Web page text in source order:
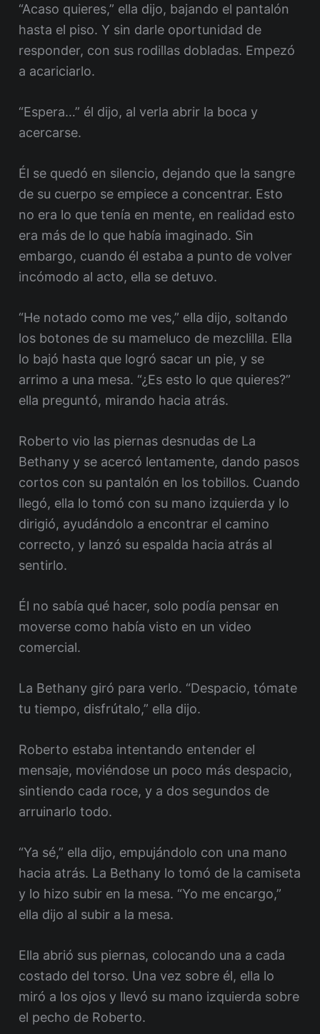
“Acaso quieres,” ella dijo, bajando el pantalón
hasta el piso. Y sin darle oportunidad de
responder, con sus rodillas dobladas. Empezó
a acariciarlo.
“Espera…” él dijo, al verla abrir la boca y
acercarse.
Él se quedó en silencio, dejando que la sangre
de su cuerpo se empiece a concentrar. Esto
no era lo que tenía en mente, en realidad esto
era más de lo que había imaginado. Sin
embargo, cuando él estaba a punto de volver
incómodo al acto, ella se detuvo.
“He notado como me ves,” ella dijo, soltando
los botones de su mameluco de mezclilla. Ella
lo bajó hasta que logró sacar un pie, y se
arrimo a una mesa. “¿Es esto lo que quieres?”
ella preguntó, mirando hacia atrás.
Roberto vio las piernas desnudas de La
Bethany y se acercó lentamente, dando pasos
cortos con su pantalón en los tobillos. Cuando
llegó, ella lo tomó con su mano izquierda y lo
dirigió, ayudándolo a encontrar el camino
correcto, y lanzó su espalda hacia atrás al
sentirlo.
Él no sabía qué hacer, solo podía pensar en
moverse como había visto en un video
comercial.
La Bethany giró para verlo. “Despacio, tómate
tu tiempo, disfrútalo,” ella dijo.
Roberto estaba intentando entender el
mensaje, moviéndose un poco más despacio,
sintiendo cada roce, y a dos segundos de
arruinarlo todo.
“Ya sé,” ella dijo, empujándolo con una mano
hacia atrás. La Bethany lo tomó de la camiseta
y lo hizo subir en la mesa. “Yo me encargo,”
ella dijo al subir a la mesa.
Ella abrió sus piernas, colocando una a cada
costado del torso. Una vez sobre él, ella lo
miró a los ojos y llevó su mano izquierda sobre
el pecho de Roberto.